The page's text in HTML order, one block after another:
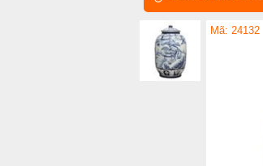
Mã: 24132